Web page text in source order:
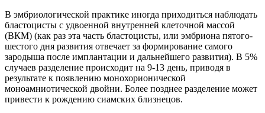
В эмбриологической практике иногда приходиться наблюдать
бластоцисты с удвоенной внутренней клеточной массой
(ВКМ) (как раз эта часть бластоцисты, или эмбриона пятого-
шестого дня развития отвечает за формирование самого
зародыша после имплантации и дальнейшего развития). В 5%
случаев разделение происходит на 9-13 день, приводя в
результате к появлению монохорионической
моноамниотической двойни. Более позднее разделение может
привести к рождению сиамских близнецов.